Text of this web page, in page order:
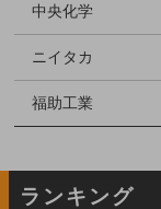
中央化学
ニイタカ
福助工業
ランキング